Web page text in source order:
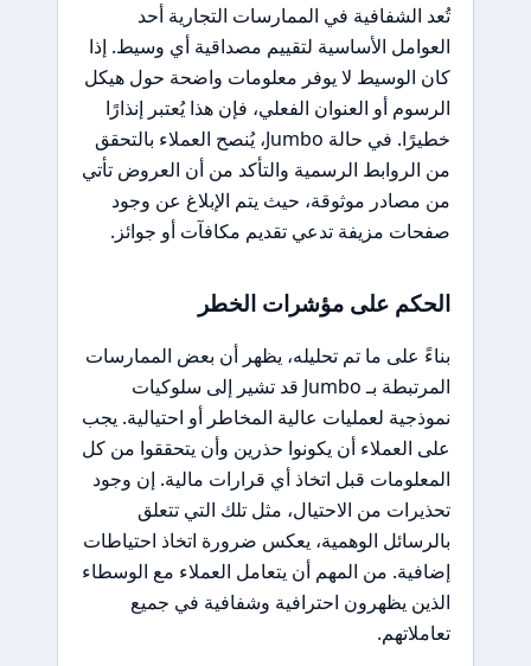
تُعد الشفافية في الممارسات التجارية أحد
العوامل الأساسية لتقييم مصداقية أي وسيط. إذا
كان الوسيط لا يوفر معلومات واضحة حول هيكل
الرسوم أو العنوان الفعلي، فإن هذا يُعتبر إنذارًا
خطيرًا. في حالة Jumbo، يُنصح العملاء بالتحقق
من الروابط الرسمية والتأكد من أن العروض تأتي
من مصادر موثوقة، حيث يتم الإبلاغ عن وجود
صفحات مزيفة تدعي تقديم مكافآت أو جوائز.
الحكم على مؤشرات الخطر
بناءً على ما تم تحليله، يظهر أن بعض الممارسات
المرتبطة بـ Jumbo قد تشير إلى سلوكيات
نموذجية لعمليات عالية المخاطر أو احتيالية. يجب
على العملاء أن يكونوا حذرين وأن يتحققوا من كل
المعلومات قبل اتخاذ أي قرارات مالية. إن وجود
تحذيرات من الاحتيال، مثل تلك التي تتعلق
بالرسائل الوهمية، يعكس ضرورة اتخاذ احتياطات
إضافية. من المهم أن يتعامل العملاء مع الوسطاء
الذين يظهرون احترافية وشفافية في جميع
تعاملاتهم.